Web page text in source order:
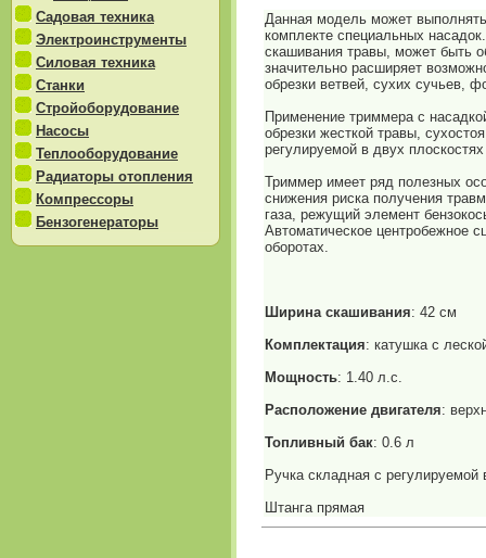
Садовая техника
Электроинструменты
Силовая техника
Станки
Стройоборудование
Насосы
Теплооборудование
Радиаторы отопления
Компрессоры
Бензогенераторы
Данная модель может
комплекте специальных
скашивания травы, может быть
значительно расширяет
обрезки ветвей, сухих сучьев,
Применение триммера с
обрезки жесткой травы,
регулируемой в двух
Триммер имеет ряд полезных
снижения риска получения
газа, режущий элемент
Автоматическое центробежное
оборотах.
Ширина скашивания: 42 см
Комплектация: катушка с
Мощность: 1.40 л.с.
Расположение двигателя:
Топливный бак: 0.6 л
Ручка складная с регулируемой
Штанга прямая